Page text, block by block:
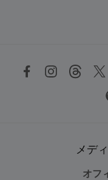
メデ
オフ